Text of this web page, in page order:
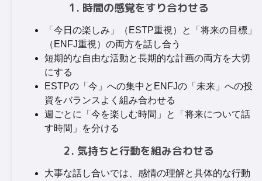
1. 時間の感覚をすり合わせる
「今日の楽しみ」（ESTP重視）と「将来の目標」
（ENFJ重視）の両方を話し合う
短期的な自由な活動と長期的な計画の両方を大切
にする
ESTPの「今」への集中とENFJの「未来」への投
資をバランスよく組み合わせる
週ごとに「今を楽しむ時間」と「将来について話
す時間」を分ける
2. 気持ちと行動を組み合わせる
大事な話し合いでは、感情の理解と具体的な行動